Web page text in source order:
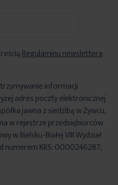
Regulaminu newslettera
informacji
adres poczty elektronicznej
jawna z siedzibą w Żywcu,
w rejestrze przedsiębiorców
w Bielsku-Białej VIII Wydział
numerem KRS: 0000246287,